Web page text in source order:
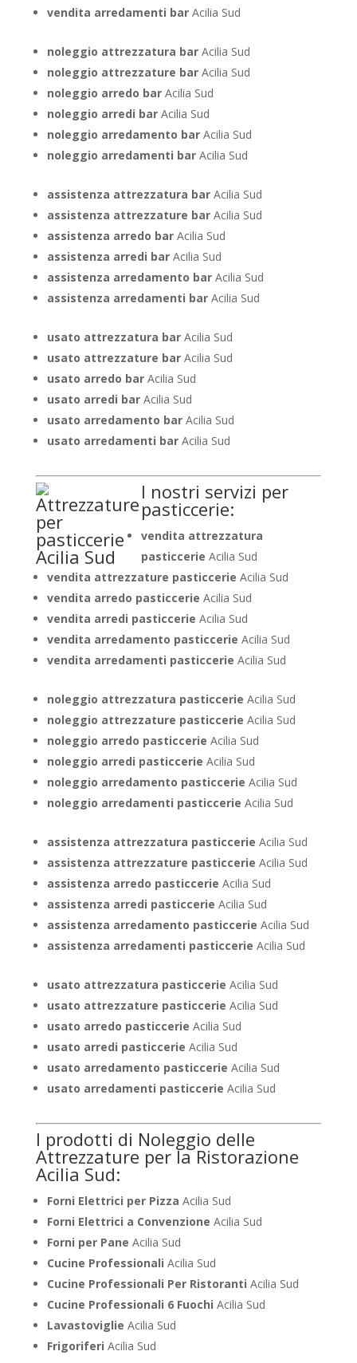
vendita arredamenti barAcilia Sud
noleggio attrezzatura barAcilia Sud
noleggio attrezzature barAcilia Sud
noleggio arredo barAcilia Sud
noleggio arredi barAcilia Sud
noleggio arredamento barAcilia Sud
noleggio arredamenti barAcilia Sud
assistenza attrezzatura barAcilia Sud
assistenza attrezzature barAcilia Sud
assistenza arredo barAcilia Sud
assistenza arredi barAcilia Sud
assistenza arredamento barAcilia Sud
assistenza arredamenti barAcilia Sud
usato attrezzatura barAcilia Sud
usato attrezzature barAcilia Sud
usato arredo barAcilia Sud
usato arredi barAcilia Sud
usato arredamento barAcilia Sud
usato arredamenti barAcilia Sud
I nostri servizi per
pasticcerie:
vendita attrezzatura
pasticcerie Acilia Sud
vendita attrezzature pasticcerie Acilia Sud
vendita arredo pasticcerie Acilia Sud
vendita arredi pasticcerie Acilia Sud
vendita arredamento pasticcerie Acilia Sud
vendita arredamenti pasticcerie Acilia Sud
noleggio attrezzatura pasticcerie Acilia Sud
noleggio attrezzature pasticcerie Acilia Sud
noleggio arredo pasticcerie Acilia Sud
noleggio arredi pasticcerie Acilia Sud
noleggio arredamento pasticcerie Acilia Sud
noleggio arredamenti pasticcerie Acilia Sud
assistenza attrezzatura pasticcerie Acilia Sud
assistenza attrezzature pasticcerie Acilia Sud
assistenza arredo pasticcerie Acilia Sud
assistenza arredi pasticcerie Acilia Sud
assistenza arredamento pasticcerie Acilia Sud
assistenza arredamenti pasticcerie Acilia Sud
usato attrezzatura pasticcerie Acilia Sud
usato attrezzature pasticcerie Acilia Sud
usato arredo pasticcerie Acilia Sud
usato arredi pasticcerie Acilia Sud
usato arredamento pasticcerie Acilia Sud
usato arredamenti pasticcerie Acilia Sud
I prodotti di Noleggio delle
Attrezzature per la Ristorazione
Acilia Sud:
Forni Elettrici per Pizza Acilia Sud
Forni Elettrici a Convenzione Acilia Sud
Forni per Pane Acilia Sud
Cucine Professionali Acilia Sud
Cucine Professionali Per Ristoranti Acilia Sud
Cucine Professionali 6 Fuochi Acilia Sud
Lavastoviglie Acilia Sud
Frigoriferi Acilia Sud